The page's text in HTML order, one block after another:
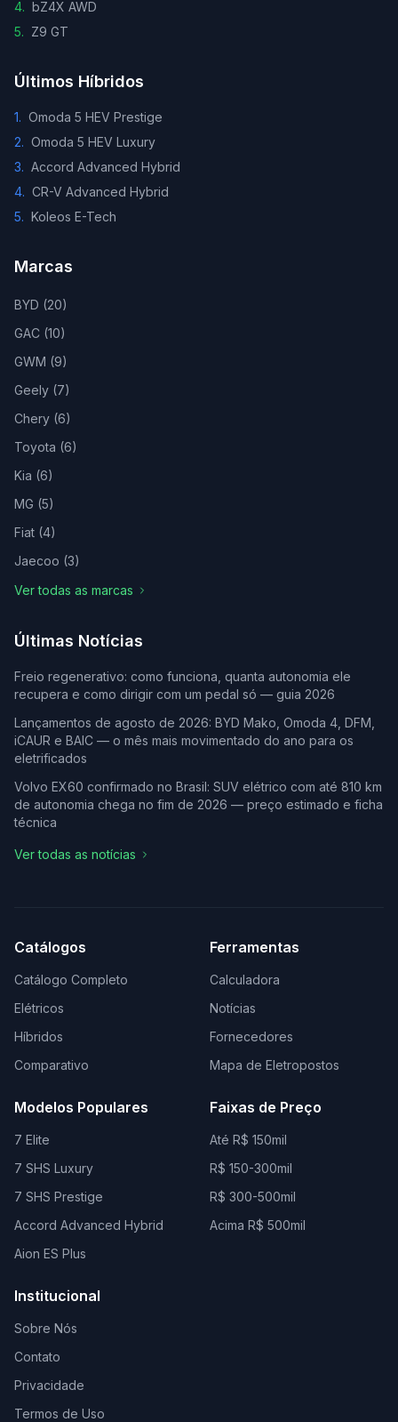
4. bZ4X AWD
5. Z9 GT
Últimos Híbridos
1. Omoda 5 HEV Prestige
2. Omoda 5 HEV Luxury
3. Accord Advanced Hybrid
4. CR-V Advanced Hybrid
5. Koleos E-Tech
Marcas
BYD (20)
GAC (10)
GWM (9)
Geely (7)
Chery (6)
Toyota (6)
Kia (6)
MG (5)
Fiat (4)
Jaecoo (3)
Ver todas as marcas
Últimas Notícias
Freio regenerativo: como funciona, quanta autonomia ele
recupera e como dirigir com um pedal só — guia 2026
Lançamentos de agosto de 2026: BYD Mako, Omoda 4, DFM,
iCAUR e BAIC — o mês mais movimentado do ano para os
eletrificados
Volvo EX60 confirmado no Brasil: SUV elétrico com até 810 km
de autonomia chega no fim de 2026 — preço estimado e ficha
técnica
Ver todas as notícias
Catálogos
Catálogo Completo
Elétricos
Híbridos
Comparativo
Ferramentas
Calculadora
Notícias
Fornecedores
Mapa de Eletropostos
Modelos Populares
7 Elite
7 SHS Luxury
7 SHS Prestige
Accord Advanced Hybrid
Aion ES Plus
Faixas de Preço
Até R$ 150mil
R$ 150-300mil
R$ 300-500mil
Acima R$ 500mil
Institucional
Sobre Nós
Contato
Privacidade
Termos de Uso